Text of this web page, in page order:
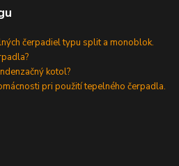
čerpadiel typu split a monoblok.
kotol?
pri použití tepelného čerpadla.